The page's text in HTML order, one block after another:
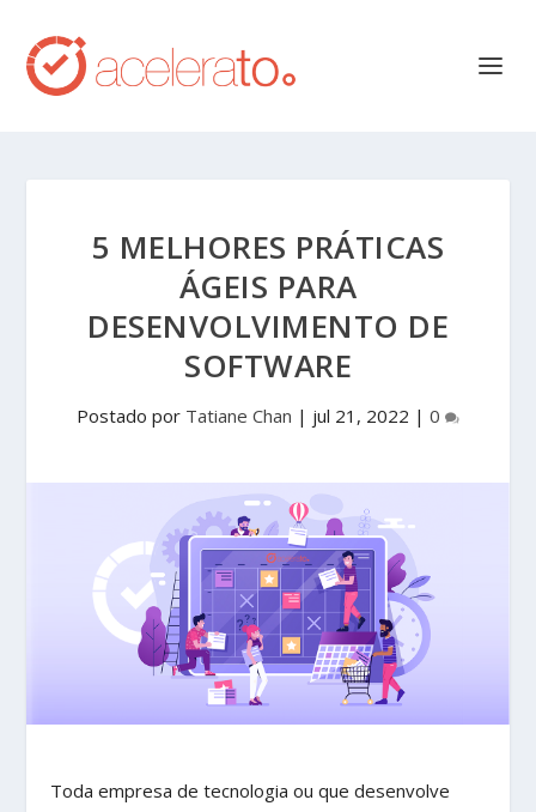
5 MELHORES PRÁTICAS
ÁGEIS PARA
DESENVOLVIMENTO DE
SOFTWARE
Postado por Tatiane Chan | jul 21, 2022 | 0
Toda empresa de tecnologia ou que desenvolve